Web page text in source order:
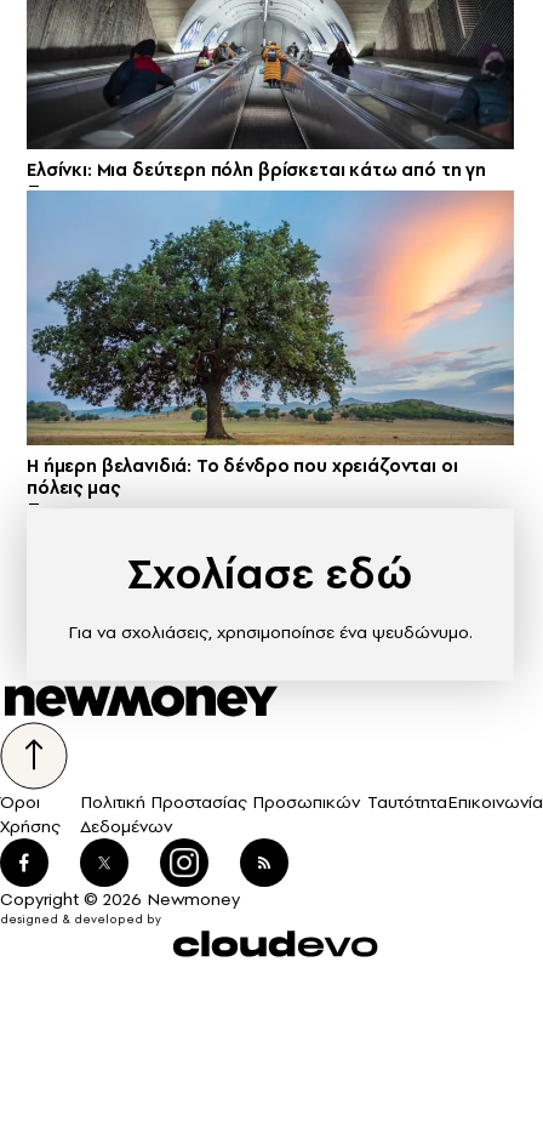
Ελσίνκι: Mια δεύτερη πόλη βρίσκεται κάτω από τη γη
Η ήμερη βελανιδιά: Το δένδρο που χρειάζονται οι
πόλεις μας
Σχολίασε εδώ
Για να σχολιάσεις, χρησιμοποίησε ένα ψευδώνυμο.
Όροι
Χρήσης
Πολιτική Προστασίας Προσωπικών
Δεδομένων
ΤαυτότηταΕπικοινωνία
Copyright © 2026 Newmoney
designed & developed by